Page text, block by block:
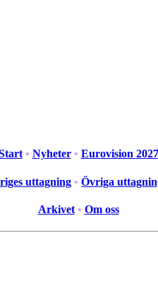
• Nyheter • Eurovision 2027
uttagning • Övriga
Arkivet • Om oss